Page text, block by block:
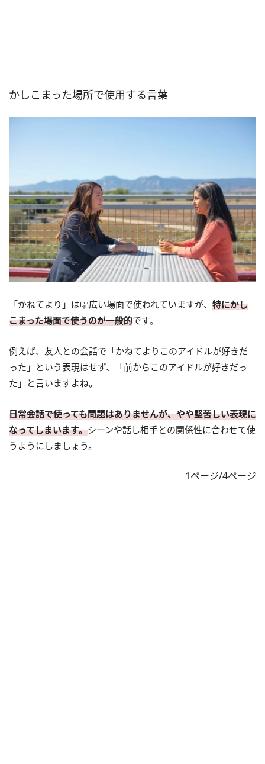
かしこまった場所で使用する言葉
「かねてより」は幅広い場面で使われていますが、 特にかし
こまった場面で使うのが一般的です。
例えば、友人との会話で「かねてよりこのアイドルが好きだ
った」という表現はせず、「前からこのアイドルが好きだっ
た」と言いますよね。
日常会話で使っても問題はありませんが、やや堅苦しい表現に
なってしまいます。シーンや話し相手との関係性に合わせて使
うようにしましょう。
1ページ/4ページ